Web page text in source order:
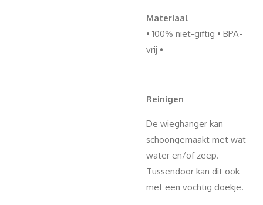
Materiaal
• 100% niet-giftig • BPA-
vrij •
Reinigen
De wieghanger kan
schoongemaakt met wat
water en/of zeep.
Tussendoor kan dit ook
met een vochtig doekje.